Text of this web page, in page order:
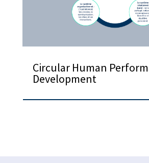
Circular Human
Development